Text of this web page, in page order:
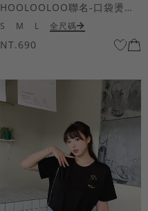
HOOLOOLOO聯名-口袋燙金KUKU熊短袖上衣
S M L 全尺碼
NT.690